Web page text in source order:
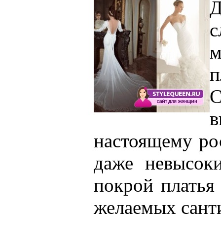
настоящему
даже
покрой
желаемых